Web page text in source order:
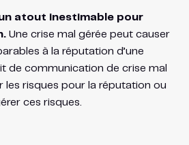
atout inestimable pour
Une crise mal gérée peut causer
à la réputation d’une
de communication de crise mal
les risques pour la réputation ou
ces risques.